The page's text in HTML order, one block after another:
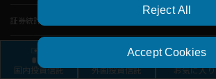
国内投資信託 外国投資信託 お気に入り
証券統計ポータルサイト（外部サイト）
グローバルサイト（外部サイト）
Reject All
Accept Cookies